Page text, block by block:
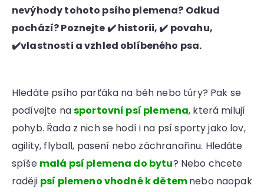
nevýhody tohoto psího plemena? Odkud
pochází? Poznejte ✔️ historii, ✔️ povahu,
✔️vlastnosti a vzhled oblíbeného psa.
Hledáte psího parťáka na běh nebo túry? Pak se
podívejte nasportovní psí plemena, která milují
pohyb. Řada z nich se hodí i na psí sporty jako lov,
agility, flyball, pasení nebo záchranařinu. Hledáte
spíše malá psí plemena do bytu? Nebo chcete
raději psí plemeno vhodné k dětemnebo naopak